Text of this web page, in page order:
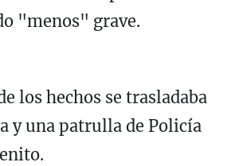
"menos" grave.
los hechos se trasladaba
y una patrulla de Policía